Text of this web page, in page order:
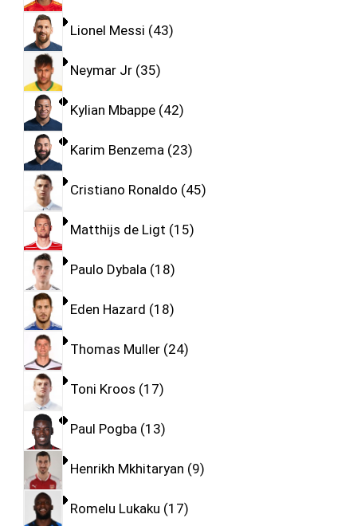
Lionel Messi 43
Neymar Jr 35
Kylian Mbappe 42
Karim Benzema 23
Cristiano Ronaldo 45
Matthijs de Ligt 15
Paulo Dybala 18
Eden Hazard 18
Thomas Muller 24
Toni Kroos 17
Paul Pogba 13
Henrikh Mkhitaryan 9
Romelu Lukaku 17